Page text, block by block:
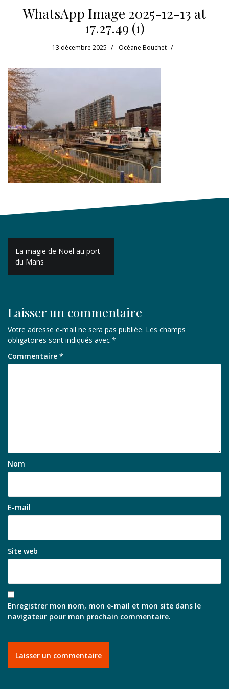
WhatsApp Image 2025-12-13 at
17.27.49 (1)
13 décembre 2025 Océane Bouchet
Navigation
de
l’article
La magie de Noël au port
du Mans
Laisser un commentaire
Votre adresse e-mail ne sera pas publiée. Les champs
obligatoires sont indiqués avec *
Commentaire *
Nom
E-mail
Site web
Enregistrer mon nom, mon e-mail et mon site dans le
navigateur pour mon prochain commentaire.